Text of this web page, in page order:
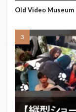
Old Video Museum